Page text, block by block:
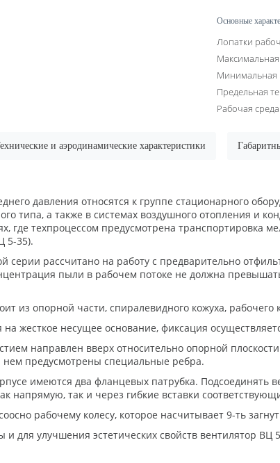
Основные
Лопатки
Минимальная
Предельная
Рабочая
и аэродинамические характеристики
давления относятся к группе стационарного
типа, а также в системах воздушного отопления и
где техпроцессом предусмотрена транспортировка
5-35).
серии рассчитано на работу с предварительно
пыли в рабочем потоке не должна
из опорной части, спиралевидного кожуха, рабочего
жесткое несущее основание, фиксация
направлен вверх относительно опорной
нем предусмотрены специальные ребра.
имеются два фланцевых патрубка. Подсоединять
напрямую, так и через гибкие вставки
рабочему колесу, которое насчитывает 9-ть
для улучшения эстетических свойств вентилятор ВЦ